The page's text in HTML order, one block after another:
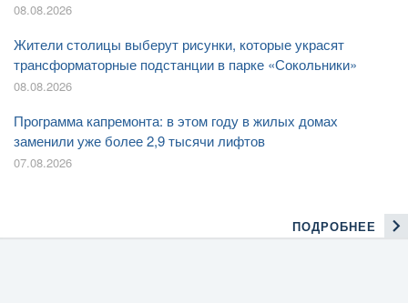
08.08.2026
Жители столицы выберут рисунки, которые украсят
трансформаторные подстанции в парке «Сокольники»
08.08.2026
Программа капремонта: в этом году в жилых домах
заменили уже более 2,9 тысячи лифтов
07.08.2026
ПОДРОБНЕЕ